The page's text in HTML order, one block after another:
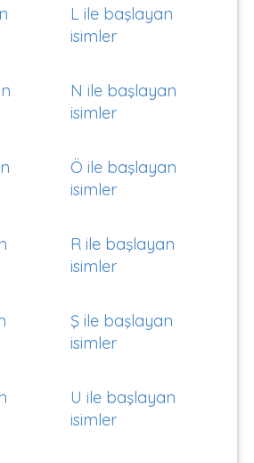
L ile başlayan
isimler
N ile başlayan
isimler
Ö ile başlayan
isimler
R ile başlayan
isimler
Ş ile başlayan
isimler
U ile başlayan
isimler